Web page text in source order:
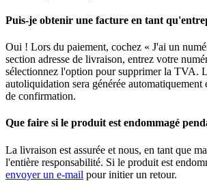
Puis-je obtenir une facture en tant
Oui ! Lors du paiement, cochez « J'ai un
section adresse de livraison, entrez votre
sélectionnez l'option pour supprimer la TVA.
autoliquidation sera générée
de confirmation.
Que faire si le produit est endommagé
La livraison est assurée et nous, en tant que
l'entière responsabilité. Si le produit est
envoyer un e-mail pour initier un retour.